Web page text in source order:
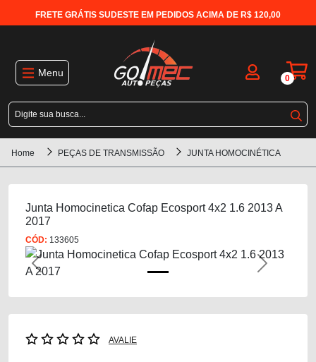
FRETE GRÁTIS SUDESTE EM PEDIDOS ACIMA DE R$ 120,00
Menu 0
Home PEÇAS DE TRANSMISSÃO JUNTA HOMOCINÉTICA
Junta Homocinetica Cofap Ecosport 4x2 1.6 2013 A
2017
CÓD: 133605
Previous Next
AVALIE